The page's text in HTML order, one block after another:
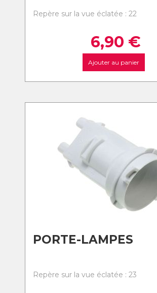
Repère sur la vue éclatée : 22
6,90 €
Ajouter au panier
PORTE-LAMPES
Repère sur la vue éclatée : 23